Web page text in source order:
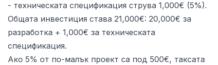
- техническата спецификация струва 1,000€ (5%).
Общата инвестиция става 21,000€: 20,000€ за
разработка + 1,000€ за техническата
спецификация.
Ако 5% от по-малък проект са под 500€, таксата